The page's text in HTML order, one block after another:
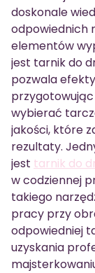
doskonale
odpowiednich
elementów
jest tarnik do
pozwala
przygotowując
wybierać
jakości, które
rezultaty.
jest tarnik do
w codziennej
takiego
pracy przy
odpowiedniej
uzyskania